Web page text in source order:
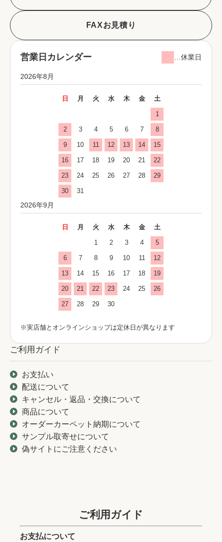
FAXお見積り
営業日カレンダー …休業日
2026年8月
日 月 火 水 木 金 土
1
2 3 4 5 6 7 8
9 10 11 12 13 14 15
16 17 18 19 20 21 22
23 24 25 26 27 28 29
30 31
2026年9月
日 月 火 水 木 金 土
1 2 3 4 5
6 7 8 9 10 11 12
13 14 15 16 17 18 19
20 21 22 23 24 25 26
27 28 29 30
※実店舗とオンラインショップは定休日が異なります
ご利用ガイド
お支払い
配送について
キャンセル・返品・交換について
商品について
オーダーカーペット納期について
サンプル取寄せについて
偽サイトにご注意ください
ご利用ガイド
お支払について